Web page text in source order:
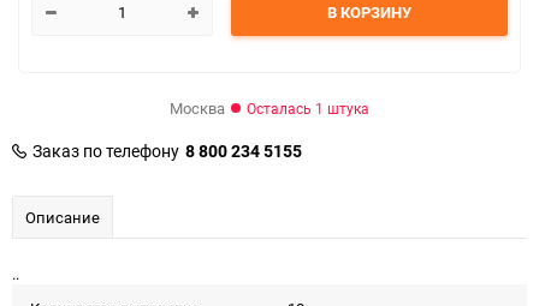
В КОРЗИНУ
Москва Осталась 1 штука
Заказ по телефону 8 800 234 5155
Описание
..